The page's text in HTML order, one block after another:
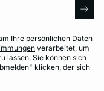
Ihre persönlichen Daten
verarbeitet, um
lassen. Sie können sich
klicken, der sich